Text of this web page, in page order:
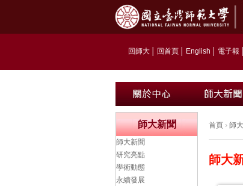
回師大 回首頁 English 電子報
首頁 › 師
師大
師大新聞
師大新聞
研究亮點
學術動態
永續發展